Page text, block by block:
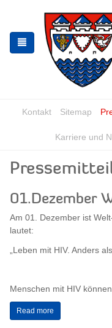
the
navigation
the
content
Kontakt Sitemap
Karriere und
01.Dezember
Am 01. Dezember ist
lautet:
„Leben mit HIV. Anders
Menschen mit HIV
Read more